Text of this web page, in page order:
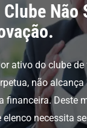
Não
ativo do clube
não
financeira. Deste
elenco necessita